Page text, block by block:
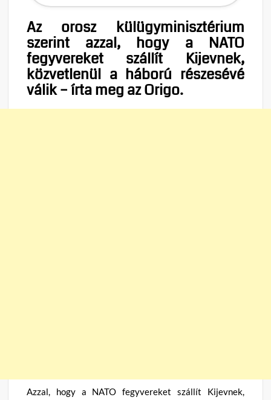
Az orosz külügyminisztérium
szerint azzal, hogy a NATO
fegyvereket szállít Kijevnek,
közvetlenül a háború részesévé
válik – írta meg az Origo.
Azzal, hogy a NATO fegyvereket szállít Kijevnek,